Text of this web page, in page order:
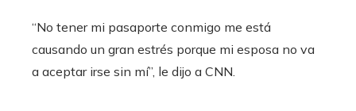
“No tener mi pasaporte conmigo me está
causando un gran estrés porque mi esposa no va
a aceptar irse sin mí”, le dijo a CNN.